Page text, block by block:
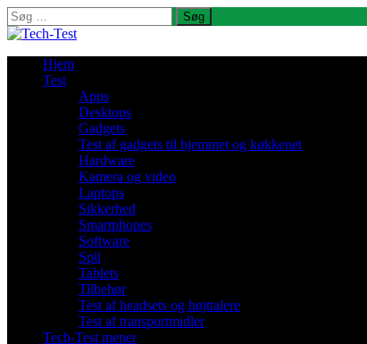
Søg
efter:
Hjem
Test
Apps
Desktops
Gadgets
Test af gadgets til hjemmet og køkkenet
Hardware
Kamera og video
Laptops
Sikkerhed
Smartphones
Software
Spil
Tablets
Tilbehør
Test af headsets og højttalere
Test af transportmidler
Tech-Test mener